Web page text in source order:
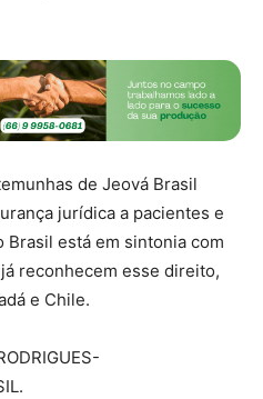
de Jeová Brasil
jurídica a pacientes e
Brasil está em sintonia com
reconhecem esse direito,
e Chile.